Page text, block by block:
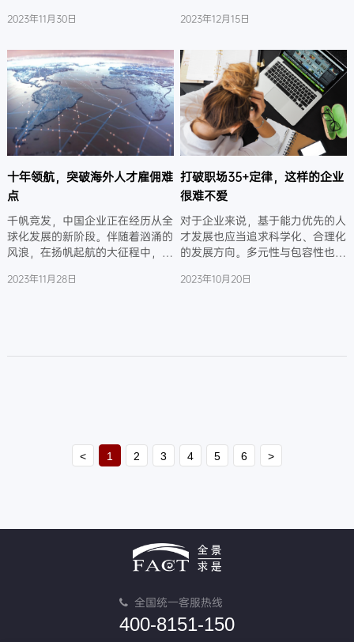
调，不仅关系到招聘质量，更涉及
升。
2023年11月30日
和解决舆情问题，以确保企业在舆
2023年12月15日
十年领航，突破海外人才雇佣难
点
千帆竞发，中国企业正在经历从全
球化发展的新阶段。伴随着汹涌的
风浪，在扬帆起航的大征程中，中
国际化与本土化交织的一系列新挑
2023年11月28日
打破职场35+定律，这样的企业
很难不爱
对于企业来说，基于能力优先的人
才发展也应当追求科学化、合理化
的发展方向。多元性与包容性也不
才的循环、可持续，企业要解决的
2023年10月20日
< 1 2 3 4 5 6 >
全国统一客服热线
400-8151-150